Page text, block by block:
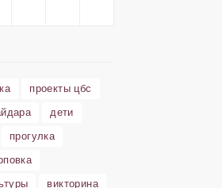
проекты цбс
дети
прогулка
викторина